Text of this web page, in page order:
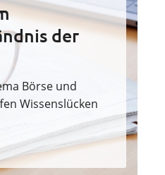
der
Börse und
Wissenslücken